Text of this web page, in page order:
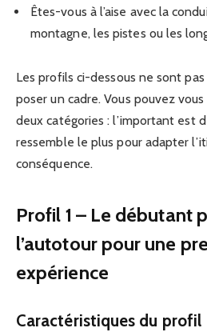
Êtes-vous à l’aise avec la
montagne, les pistes ou les
Les profils ci-dessous ne sont
poser un cadre. Vous pouvez
deux catégories : l’important est
ressemble le plus pour adapter
conséquence.
Profil 1 – Le débutant
l’autotour pour une
expérience
Caractéristiques du profil